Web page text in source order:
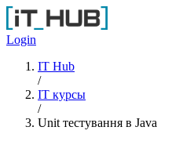
Перейти к основному содержанию
Login
IT Hub
/
IT курсы
/
Unit тестування в Java